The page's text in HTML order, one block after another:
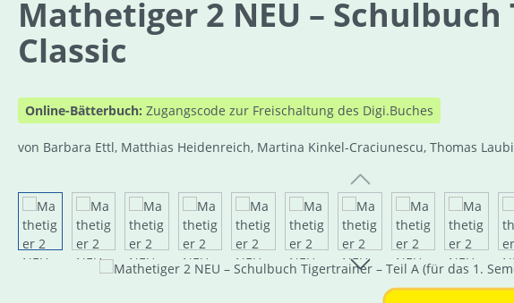
Mathetiger 2 NEU –
Classic
Online-Bätterbuch: Zugangscode zur Freischaltung des Digi.Buches
von Barbara Ettl, Matthias Heidenreich, Martina Kinkel-Craciunescu, Thomas
Bildergalerie überspringen